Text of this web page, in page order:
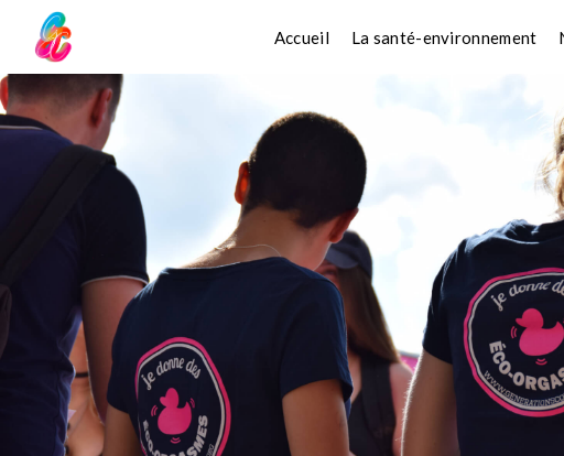
Accueil La santé-environnement